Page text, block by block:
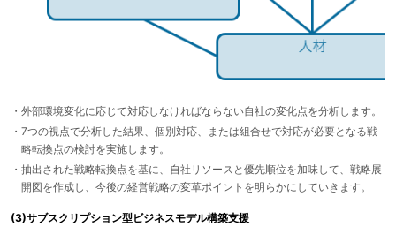
・外部環境変化に応じて対応しなければならない自社の変化点を分析します。
・7つの視点で分析した結果、個別対応、または組合せで対応が必要となる戦
略転換点の検討を実施します。
・抽出された戦略転換点を基に、自社リソースと優先順位を加味して、戦略展
開図を作成し、今後の経営戦略の変革ポイントを明らかにしていきます。
(3)サブスクリプション型ビジネスモデル構築支援